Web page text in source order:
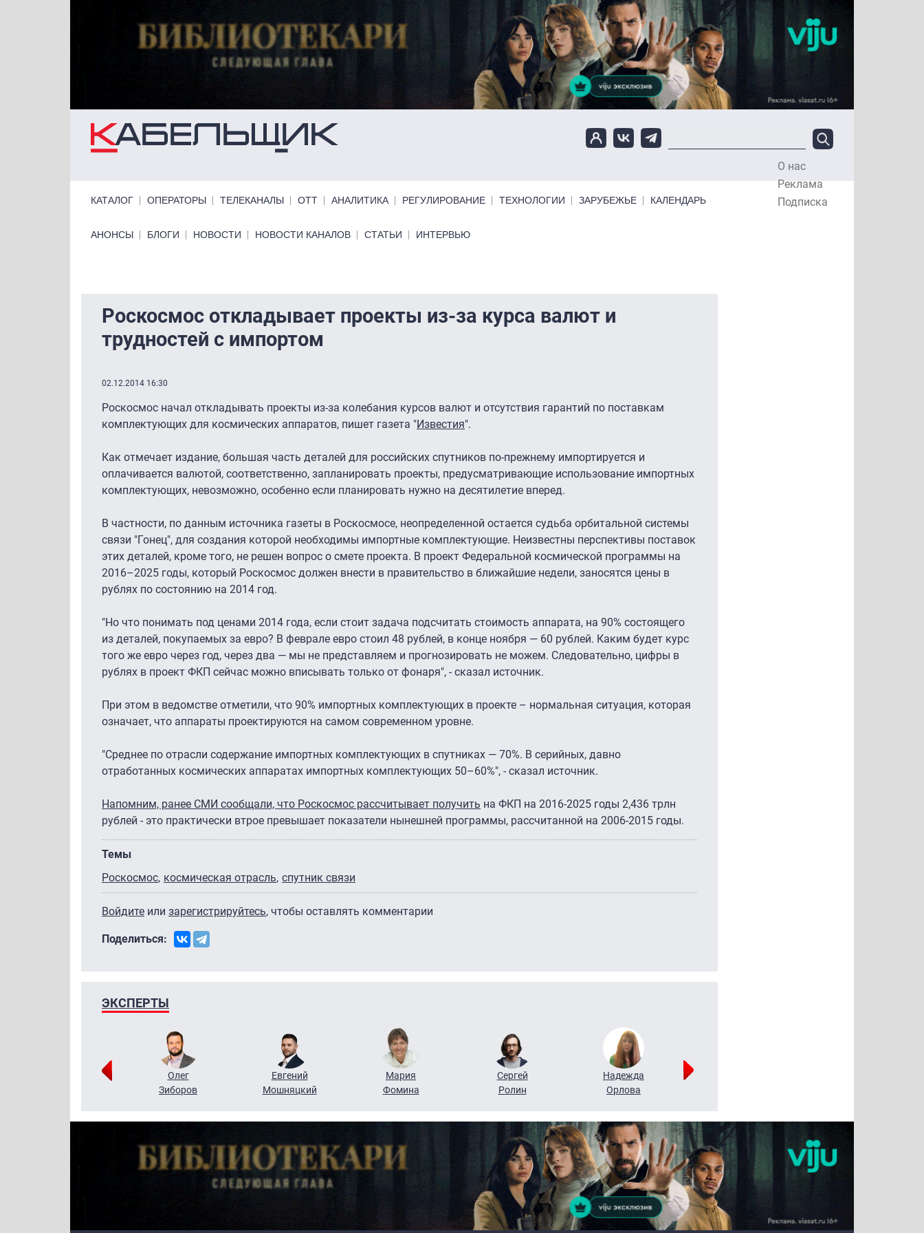
О нас
Реклама
Подписка
КАТАЛОГ ОПЕРАТОРЫ ТЕЛЕКАНАЛЫ ОТТ АНАЛИТИКА РЕГУЛИРОВАНИЕ ТЕХНОЛОГИИ ЗАРУБЕЖЬЕ КАЛЕНДАРЬ
Primary links bottom
АНОНСЫ БЛОГИ НОВОСТИ НОВОСТИ КАНАЛОВ СТАТЬИ ИНТЕРВЬЮ
Роскосмос откладывает проекты из-за курса валют и
трудностей с импортом
02.12.2014 16:30
Роскосмос начал откладывать проекты из-за колебания курсов валют и отсутствия гарантий по поставкам
комплектующих для космических аппаратов, пишет газета "Известия".
Как отмечает издание, большая часть деталей для российских спутников по-прежнему импортируется и
оплачивается валютой, соответственно, запланировать проекты, предусматривающие использование импортных
комплектующих, невозможно, особенно если планировать нужно на десятилетие вперед.
В частности, по данным источника газеты в Роскосмосе, неопределенной остается судьба орбитальной системы
связи "Гонец", для создания которой необходимы импортные комплектующие. Неизвестны перспективы поставок
этих деталей, кроме того, не решен вопрос о смете проекта. В проект Федеральной космической программы на
2016–2025 годы, который Роскосмос должен внести в правительство в ближайшие недели, заносятся цены в
рублях по состоянию на 2014 год.
"Но что понимать под ценами 2014 года, если стоит задача подсчитать стоимость аппарата, на 90% состоящего
из деталей, покупаемых за евро? В феврале евро стоил 48 рублей, в конце ноября — 60 рублей. Каким будет курс
того же евро через год, через два — мы не представляем и прогнозировать не можем. Следовательно, цифры в
рублях в проект ФКП сейчас можно вписывать только от фонаря", - сказал источник.
При этом в ведомстве отметили, что 90% импортных комплектующих в проекте – нормальная ситуация, которая
означает, что аппараты проектируются на самом современном уровне.
"Среднее по отрасли содержание импортных комплектующих в спутниках — 70%. В серийных, давно
отработанных космических аппаратах импортных комплектующих 50–60%", - сказал источник.
Напомним, ранее СМИ сообщали, что Роскосмос рассчитывает получить на ФКП на 2016-2025 годы 2,436 трлн
рублей - это практически втрое превышает показатели нынешней программы, рассчитанной на 2006-2015 годы.
Темы
Роскосмос космическая отрасль спутник связи
Войдите или зарегистрируйтесь, чтобы оставлять комментарии
Поделиться:
ЭКСПЕРТЫ
Олег
Зиборов
Евгений
Мошняцкий
Мария
Фомина
Сергей
Ролин
Надежда
Орлова